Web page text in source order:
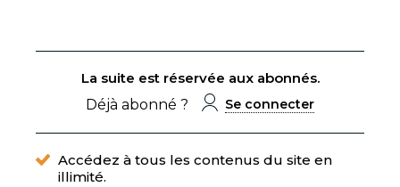
La suite est réservée aux abonnés.
Déjà abonné ?
Se connecter
Accédez à tous les contenus du site en
illimité.